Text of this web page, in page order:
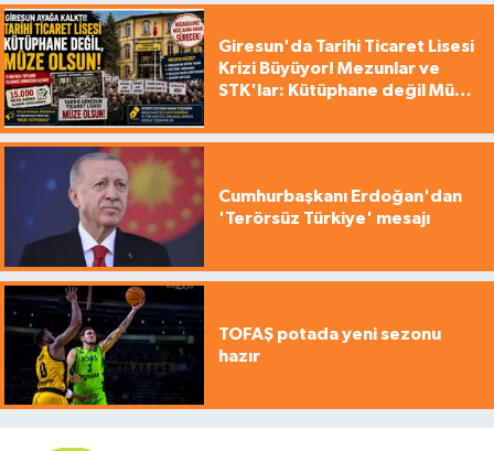
Giresun'da Tarihi Ticaret Lisesi
Krizi Büyüyor! Mezunlar ve
STK'lar: Kütüphane değil Müze
Cumhurbaşkanı Erdoğan'dan
'Terörsüz Türkiye' mesajı
TOFAŞ potada yeni sezonu
hazır